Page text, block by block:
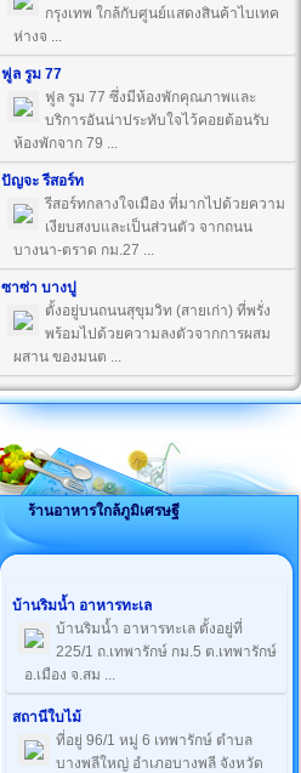
กรุงเทพ ใกล้กับศูนย์แสดงสินค้าไบเทค
ห่างจ ...
ฟูล รูม 77
ฟูล รูม 77 ซึ่งมีห้องพักคุณภาพและ
บริการอันน่าประทับใจไว้คอยต้อนรับ
ห้องพักจาก 79 ...
ปัญจะ รีสอร์ท
รีสอร์ทกลางใจเมือง ที่มากไปด้วยความ
เงียบสงบและเป็นส่วนตัว จากถนน
บางนา-ตราด กม.27 ...
ซาซ่า บางปู
ตั้งอยู่บนถนนสุขุมวิท (สายเก่า) ที่พรั่ง
พร้อมไปด้วยความลงตัวจากการผสม
ผสาน ของมนต ...
ร้านอาหารใกล้ภูมิเศรษฐี
บ้านริมน้ำ อาหารทะเล
บ้านริมน้ำ อาหารทะเล ตั้งอยู่ที่
225/1 ถ.เทพารักษ์ กม.5 ต.เทพารักษ์
อ.เมือง จ.สม ...
สถานีใบไม้
ที่อยู่ 96/1 หมู่ 6 เทพารักษ์ ตำบล
บางพลีใหญ่ อำเภอบางพลี จังหวัด